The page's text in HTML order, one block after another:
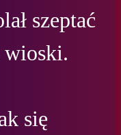
szeptać
wioski.
się